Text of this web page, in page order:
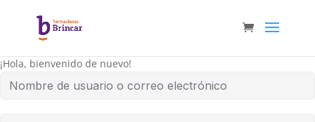
¡Hola, bienvenido de nuevo!